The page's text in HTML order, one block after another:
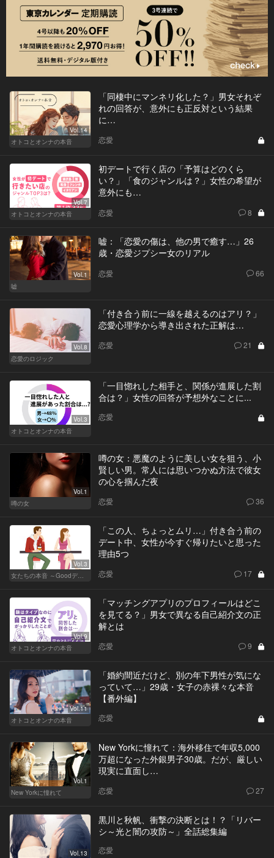
Vol.14
オトコとオンナの本音
「同棲中にマンネリ化した？」男女それぞ
れの回答が、意外にも正反対という結果
に…
恋愛
Vol.7
オトコとオンナの本音
初デートで行く店の「予算はどのくら
い？」「食のジャンルは？」女性の希望が
意外にも…
恋愛 8
Vol.1
嘘
嘘：「恋愛の傷は、他の男で癒す…」26
歳・恋愛ジプシー女のリアル
恋愛 66
Vol.8
恋愛のロジック
「付き合う前に一線を越えるのはアリ？」
恋愛心理学から導き出された正解は…
恋愛 21
Vol.3
オトコとオンナの本音
「一目惚れした相手と、関係が進展した割
合は？」女性の回答が予想外なことに...
恋愛
Vol.1
噂の女
噂の女：悪魔のように美しい女を狙う、小
賢しい男。常人には思いつかぬ方法で彼女
の心を掴んだ夜
恋愛 36
Vol.3
女たちの本音 ～Goodデート／Badデート～
「この人、ちょっとムリ…」付き合う前の
デート中、女性が今すぐ帰りたいと思った
理由5つ
恋愛 17
Vol.9
オトコとオンナの本音
「マッチングアプリのプロフィールはどこ
を見てる？」男女で異なる自己紹介文の正
解とは
恋愛 9
Vol.11
オトコとオンナの本音
「婚約間近だけど、別の年下男性が気にな
っていて…」29歳・女子の赤裸々な本音
【番外編】
恋愛
Vol.1
New Yorkに憧れて
New Yorkに憧れて：海外移住で年収5,000
万超になった外銀男子30歳。だが、厳しい
現実に直面し…
恋愛 27
Vol.13
黒川と秋帆、衝撃の決断とは！？「リバー
シ～光と闇の攻防～」全話総集編
恋愛